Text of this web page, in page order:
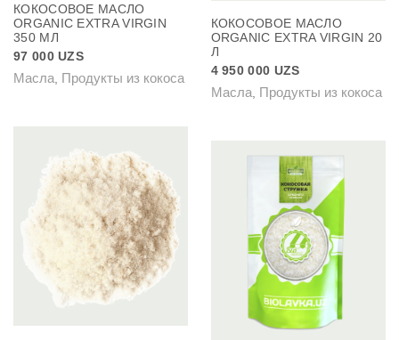
КОКОСОВОЕ МАСЛО
ORGANIC EXTRA VIRGIN
350 МЛ
97 000UZS
Масла Продукты из кокоса
КОКОСОВОЕ МАСЛО
ORGANIC EXTRA VIRGIN 20
Л
4 950 000 UZS
Масла, Продукты из кокоса